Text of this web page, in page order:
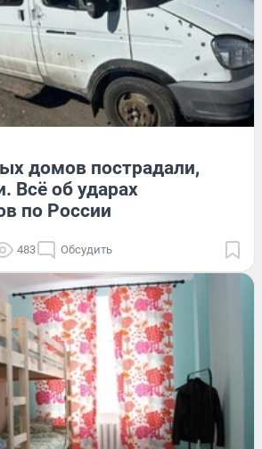
домов пострадали,
Всё об ударах
по России
483 Обсудить